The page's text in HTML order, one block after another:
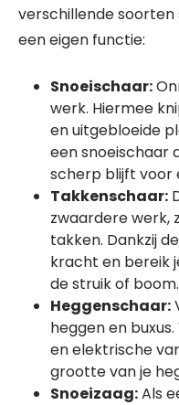
verschillende
een eigen functie:
Snoeischaar:
werk. Hiermee
en uitgebloeide
een snoeischaar
scherp blijft voor
Takkenschaar:
zwaardere werk,
takken. Dankzij
kracht en bereik
de struik of boom.
Heggenschaar:
heggen en
en elektrische
grootte van je
Snoeizaag:Als